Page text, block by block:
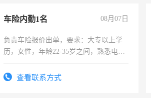
车险内勤1名 08月07日
负责车险报价出单，要求：大专以上学
历，女性，年龄22-35岁之间，熟悉电脑
试用期1-3个月，转正后交纳五险，
查看联系方式